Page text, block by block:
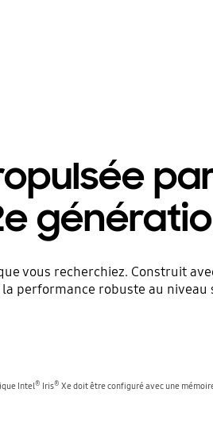
vous recherchiez. Construit
performance robuste au niveau
Intel® Iris® Xe doit être configuré avec une